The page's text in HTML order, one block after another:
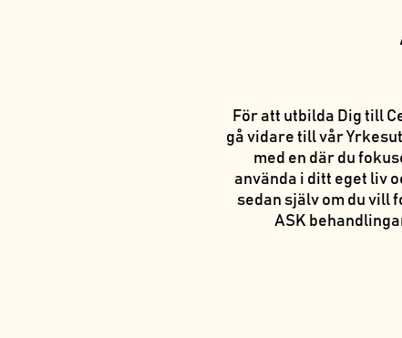
För att utbilda Dig till
gå vidare till vår
med en där du
använda i ditt eget liv
sedan själv om du vill
ASK